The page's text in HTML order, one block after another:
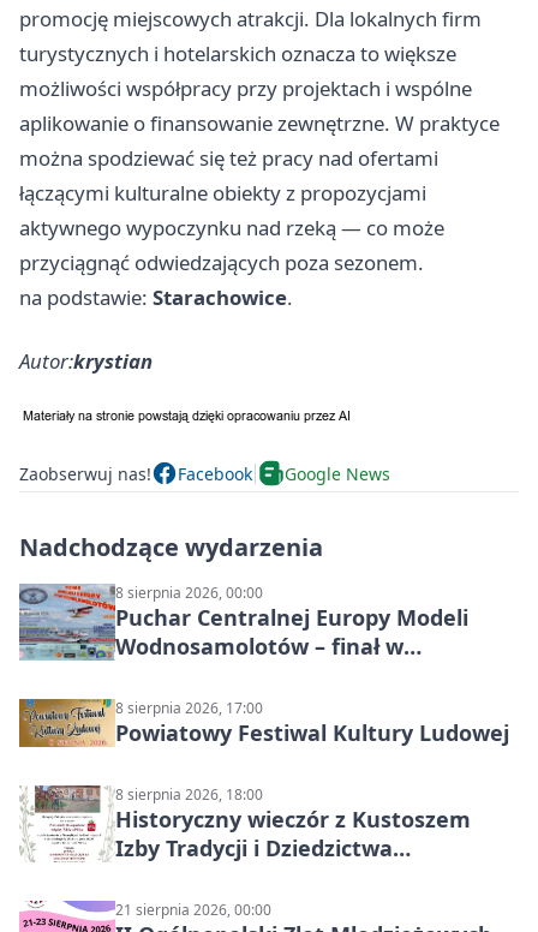
promocję miejscowych atrakcji. Dla lokalnych firm
turystycznych i hotelarskich oznacza to większe
możliwości współpracy przy projektach i wspólne
aplikowanie o finansowanie zewnętrzne. W praktyce
można spodziewać się też pracy nad ofertami
łączącymi kulturalne obiekty z propozycjami
aktywnego wypoczynku nad rzeką — co może
przyciągnąć odwiedzających poza sezonem.
na podstawie: Starachowice.
Autor:krystian
Zaobserwuj nas! Facebook Google News
Nadchodzące wydarzenia
8 sierpnia 2026, 00:00
Puchar Centralnej Europy Modeli
Wodnosamolotów – finał w
8 sierpnia 2026, 17:00
Powiatowy Festiwal Kultury Ludowej
8 sierpnia 2026, 18:00
Historyczny wieczór z Kustoszem
Izby Tradycji i Dziedzictwa
Gęburą
21 sierpnia 2026, 00:00